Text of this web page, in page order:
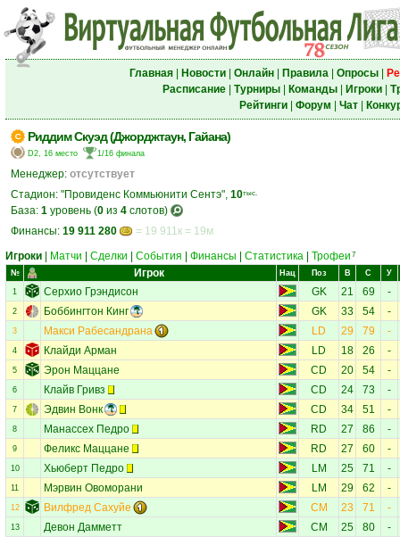
Главная| Новости| Онлайн| Правила| Опросы|
Расписание| Турниры| Команды| Игроки|
Рейтинги| Форум Чат|
Риддим Скуэд (Джорджтаун, Гайана)
D2, 16 место 1/16 финала
Менеджер: отсутствует
Стадион: "Провиденс Коммьюнити Сентэ", 10тыс.
База: 1 уровень (0 из 4 слотов)
Финансы: 19 911 280
= 19 911к = 19м
Игроки
Матчи Сделки События Финансы Статистика Трофеи 7
№ Игрок Нац Поз В С У
1 Серхио Грэндисон GK 21 69 -
2 Боббингтон Кинг GK 33 54 -
3 Макси Рабесандрана LD 29 79 -
4 Клайди Арман LD 18 26 -
5 Эрон Маццане CD 20 54 -
6 Клайв Гривз CD 24 73 -
7 Эдвин Вонк CD 34 51 -
8 Манассех Педро RD 27 86 -
9 Феликс Маццане RD 27 60 -
10 Хьюберт Педро LM 25 71 -
11 Мэрвин Овоморани LM 29 62 -
12 Вилфред Сахуйе CM 23 71 -
13 Девон Дамметт CM 25 80 -